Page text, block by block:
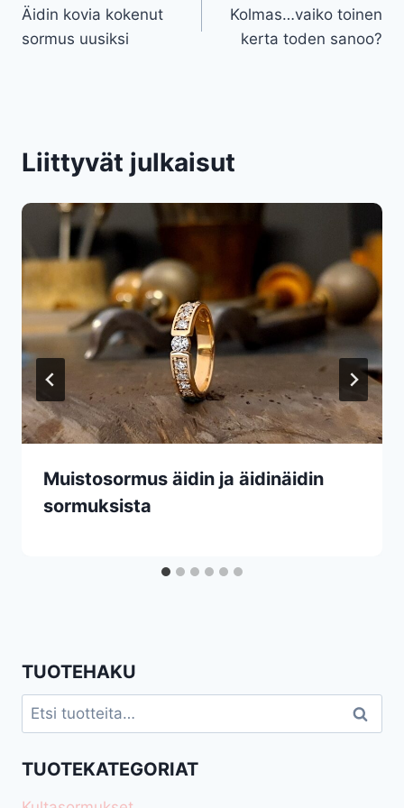
selaus
Äidin kovia kokenut
sormus uusiksi
Kolmas…vaiko toinen
kerta toden sanoo?
Liittyvät julkaisut
Muistosormus äidin ja äidinäidin
sormuksista
TUOTEHAKU
Etsi: Haku
TUOTEKATEGORIAT